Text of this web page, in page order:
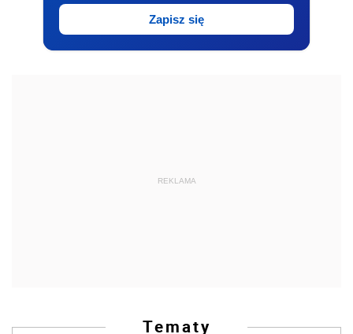
Zapisz się
REKLAMA
Tematy